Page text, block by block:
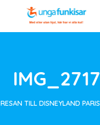
IMG_2717
RESAN TILL DISNEYLAND PARIS